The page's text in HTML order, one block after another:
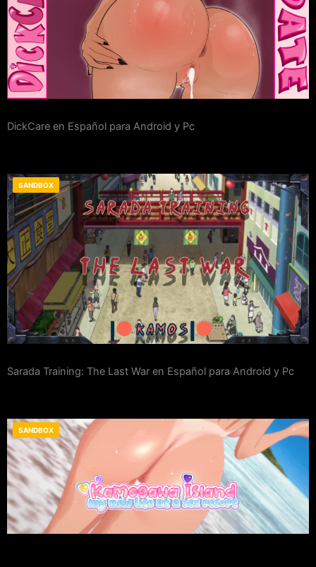
DickCare en Español para Android y Pc
SANDBOX
Sarada Training: The Last War en Español para Android y Pc
SANDBOX